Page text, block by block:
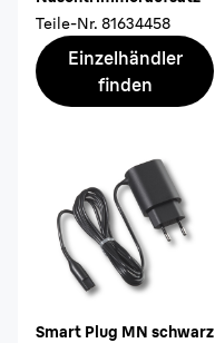
Teile-Nr. 81634458
Einzelhändler
finden
Smart Plug MN schwarz